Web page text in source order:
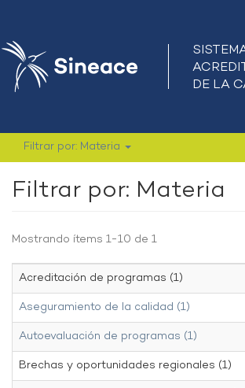
Filtrar por: Materia
Filtrar por: Materia
Mostrando ítems 1-10 de 1
Acreditación de programas (1)
Aseguramiento de la calidad (1)
Autoevaluación de programas (1)
Brechas y oportunidades regionales (1)